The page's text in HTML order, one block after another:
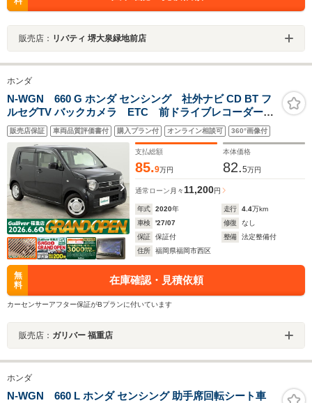
販売店： リバティ 堺大泉緑地前店
ホンダ
N-WGN 660 G ホンダ センシング 社外ナビ CD BT フ
ルセグTV バックカメラ ETC 前ドライブレコーダー
ホンダセンシング 衝突被害軽減ブレーキ レーンキー
プアシスト レーダークルーズコントロール
販売店保証 車両品質評価書付 購入プラン付 オンライン相談可 360°画像付
支払総額
85.9万円
本体価格
82.5万円
通常ローン 月々 11,200円
年式 2020年 走行 4.4万km
車検
'27/07 修復
なし
保証
保証付 整備
法定整備付
住所
福岡県福岡市西区
無
料
在庫確認・見積依頼
カーセンサーアフター保証がBプランに付いています
販売店： ガリバー 福重店
ホンダ
N-WGN 660 L ホンダ センシング 助手席回転シート車